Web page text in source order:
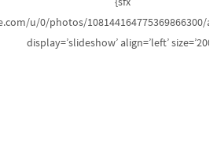
u/0/photos/108144164775369866300/
display=’slideshow’ align=’left’